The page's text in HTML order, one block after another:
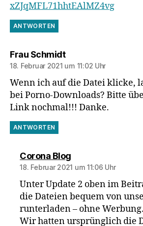
xZJqMFL71hhtEAlMZ4vg
ANTWORTEN
Frau Schmidtsagt:
18. Februar 2021 um 11:02 Uhr
Wenn ich auf die Datei klicke,
bei Porno-Downloads? Bitte
Link nochmal!!! Danke.
ANTWORTEN
Corona Blogsagt:
18. Februar 2021 um 11:06 Uhr
Unter Update 2 oben im
die Dateien bequem von
runterladen – ohne Werbung.
Wir hatten ursprünglich die